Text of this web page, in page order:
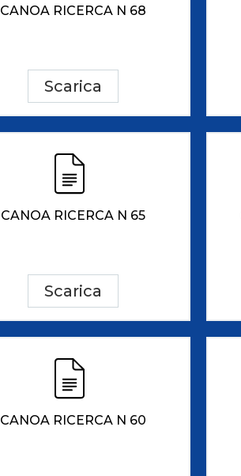
CANOA RICERCA N 68
Scarica
CANOA RICERCA N 65
Scarica
CANOA RICERCA N 60